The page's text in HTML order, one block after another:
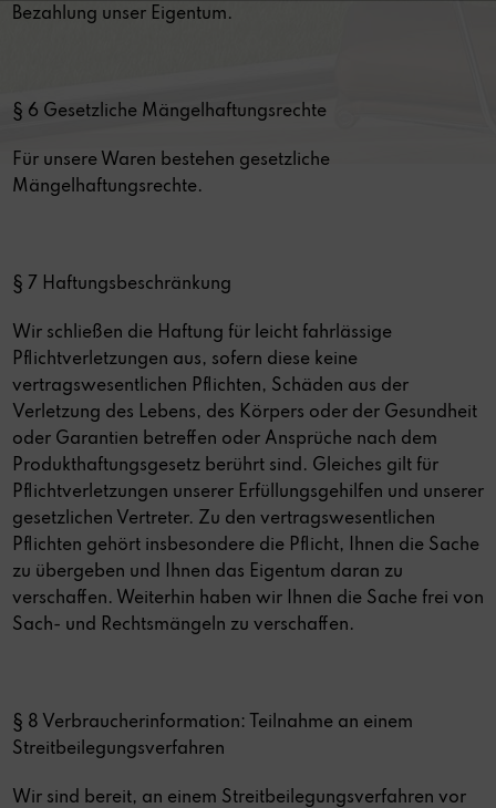
Bezahlung unser Eigentum.
§ 6 Gesetzliche Mängelhaftungsrechte
Für unsere Waren bestehen gesetzliche
Mängelhaftungsrechte.
§ 7 Haftungsbeschränkung
Wir schließen die Haftung für leicht fahrlässige
Pflichtverletzungen aus, sofern diese keine
vertragswesentlichen Pflichten, Schäden aus der
Verletzung des Lebens, des Körpers oder der Gesundheit
oder Garantien betreffen oder Ansprüche nach dem
Produkthaftungsgesetz berührt sind. Gleiches gilt für
Pflichtverletzungen unserer Erfüllungsgehilfen und unserer
gesetzlichen Vertreter. Zu den vertragswesentlichen
Pflichten gehört insbesondere die Pflicht, Ihnen die Sache
zu übergeben und Ihnen das Eigentum daran zu
verschaffen. Weiterhin haben wir Ihnen die Sache frei von
Sach- und Rechtsmängeln zu verschaffen.
§ 8 Verbraucherinformation: Teilnahme an einem
Streitbeilegungsverfahren
Wir sind bereit, an einem Streitbeilegungsverfahren vor